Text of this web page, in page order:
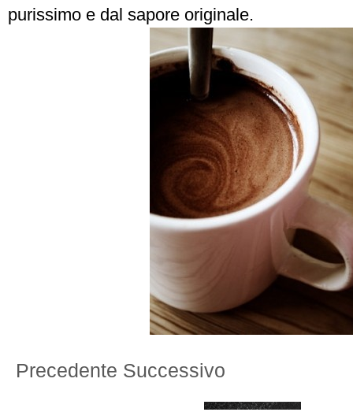
purissimo e dal sapore originale.
Precedente Successivo